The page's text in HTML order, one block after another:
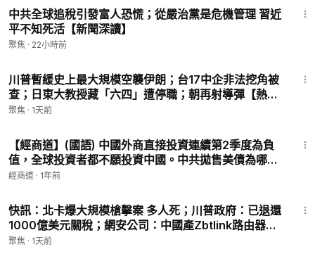
12:00 危險！體制內專家說漏了嘴
13:37 3大衝擊！中國億萬富翁減少三分之一
臉書 ►https://www.facebook.com/CaijingTV
#中美關係
💟捐助我們 ►https://donorbox.org/soh-tv
🌻🎈尊敬的觀眾朋友，請留下您的電子郵件，以便有需要之時我
們於聯繫您：
🚗捐車網址 ►https://donatecarsoh.org
578-0088
🤝廣告合作洽談 ► SOHTV2022@gmail.com
中共全球追稅引發富人恐慌；從嚴治黨是危機管理 習近
平不知死活【新聞深讀】
聚焦 · 22小時前
川普暫緩史上最大規模空襲伊朗；台17中企非法挖角被
查；日東大教授藏「六四」遭停職；朝再射導彈【熱點
快報】
聚焦 · 1天前
【經商道】(國語) 中國外商直接投資連續第2季度為負
值，全球投資者都不願投資中國。中共拋售美債為哪
般？2025年的中國大學生畢業人數將達1222萬，高失
經商道 · 1年前
快訊：北卡爆大規模槍擊案 多人死；川普政府：已退還
1000億美元關稅；網安公司：中國產Zbtlink路由器存
後門【熱點快報】
聚焦 · 1天前